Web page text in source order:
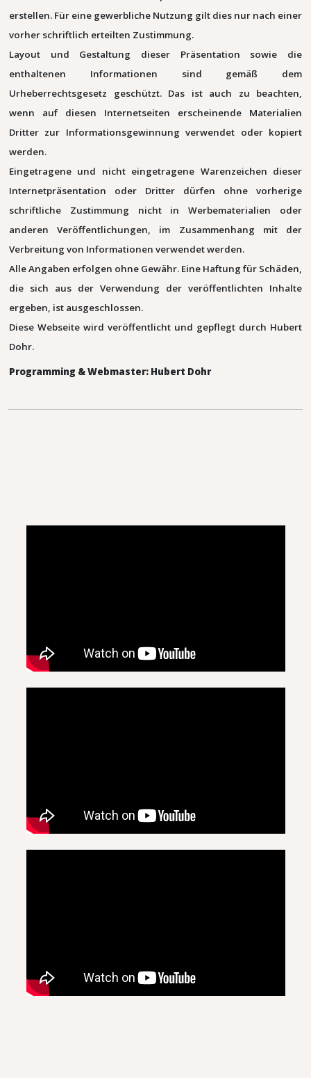
erstellen. Für eine gewerbliche Nutzung gilt dies nur nach einer
vorher schriftlich erteilten Zustimmung.
Layout und Gestaltung dieser Präsentation sowie die
enthaltenen Informationen sind gemäß dem
Urheberrechtsgesetz geschützt. Das ist auch zu beachten,
wenn auf diesen Internetseiten erscheinende Materialien
Dritter zur Informationsgewinnung verwendet oder kopiert
werden.
Eingetragene und nicht eingetragene Warenzeichen dieser
Internetpräsentation oder Dritter dürfen ohne vorherige
schriftliche Zustimmung nicht in Werbematerialien oder
anderen Veröffentlichungen, im Zusammenhang mit der
Verbreitung von Informationen verwendet werden.
Alle Angaben erfolgen ohne Gewähr. Eine Haftung für Schäden,
die sich aus der Verwendung der veröffentlichten Inhalte
ergeben, ist ausgeschlossen.
Diese Webseite wird veröffentlicht und gepflegt durch Hubert
Dohr.
Programming & Webmaster: Hubert Dohr